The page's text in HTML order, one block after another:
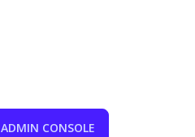
ADMIN CONSOLE